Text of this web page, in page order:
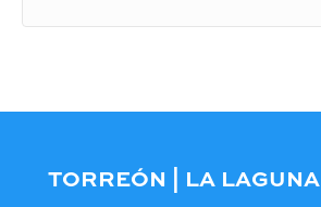
TORREÓN | LA LAGUNA